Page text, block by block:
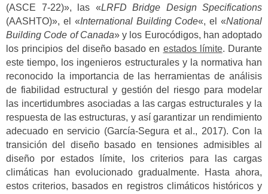
(ASCE 7-22)», las «LRFD Bridge Design Specifications
(AASHTO)», el «International Building Code«, el «National
Building Code of Canada» y los Eurocódigos, han adoptado
los principios del diseño basado en estados límite. Durante
este tiempo, los ingenieros estructurales y la normativa han
reconocido la importancia de las herramientas de análisis
de fiabilidad estructural y gestión del riesgo para modelar
las incertidumbres asociadas a las cargas estructurales y la
respuesta de las estructuras, y así garantizar un rendimiento
adecuado en servicio (García-Segura et al., 2017). Con la
transición del diseño basado en tensiones admisibles al
diseño por estados límite, los criterios para las cargas
climáticas han evolucionado gradualmente. Hasta ahora,
estos criterios, basados en registros climáticos históricos y